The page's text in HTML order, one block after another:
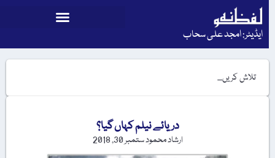
ایڈیٹر: امجد علی سحاب
دریائے نیلم کہاں گیا؟
ارشاد محمودستمبر 30, 2018